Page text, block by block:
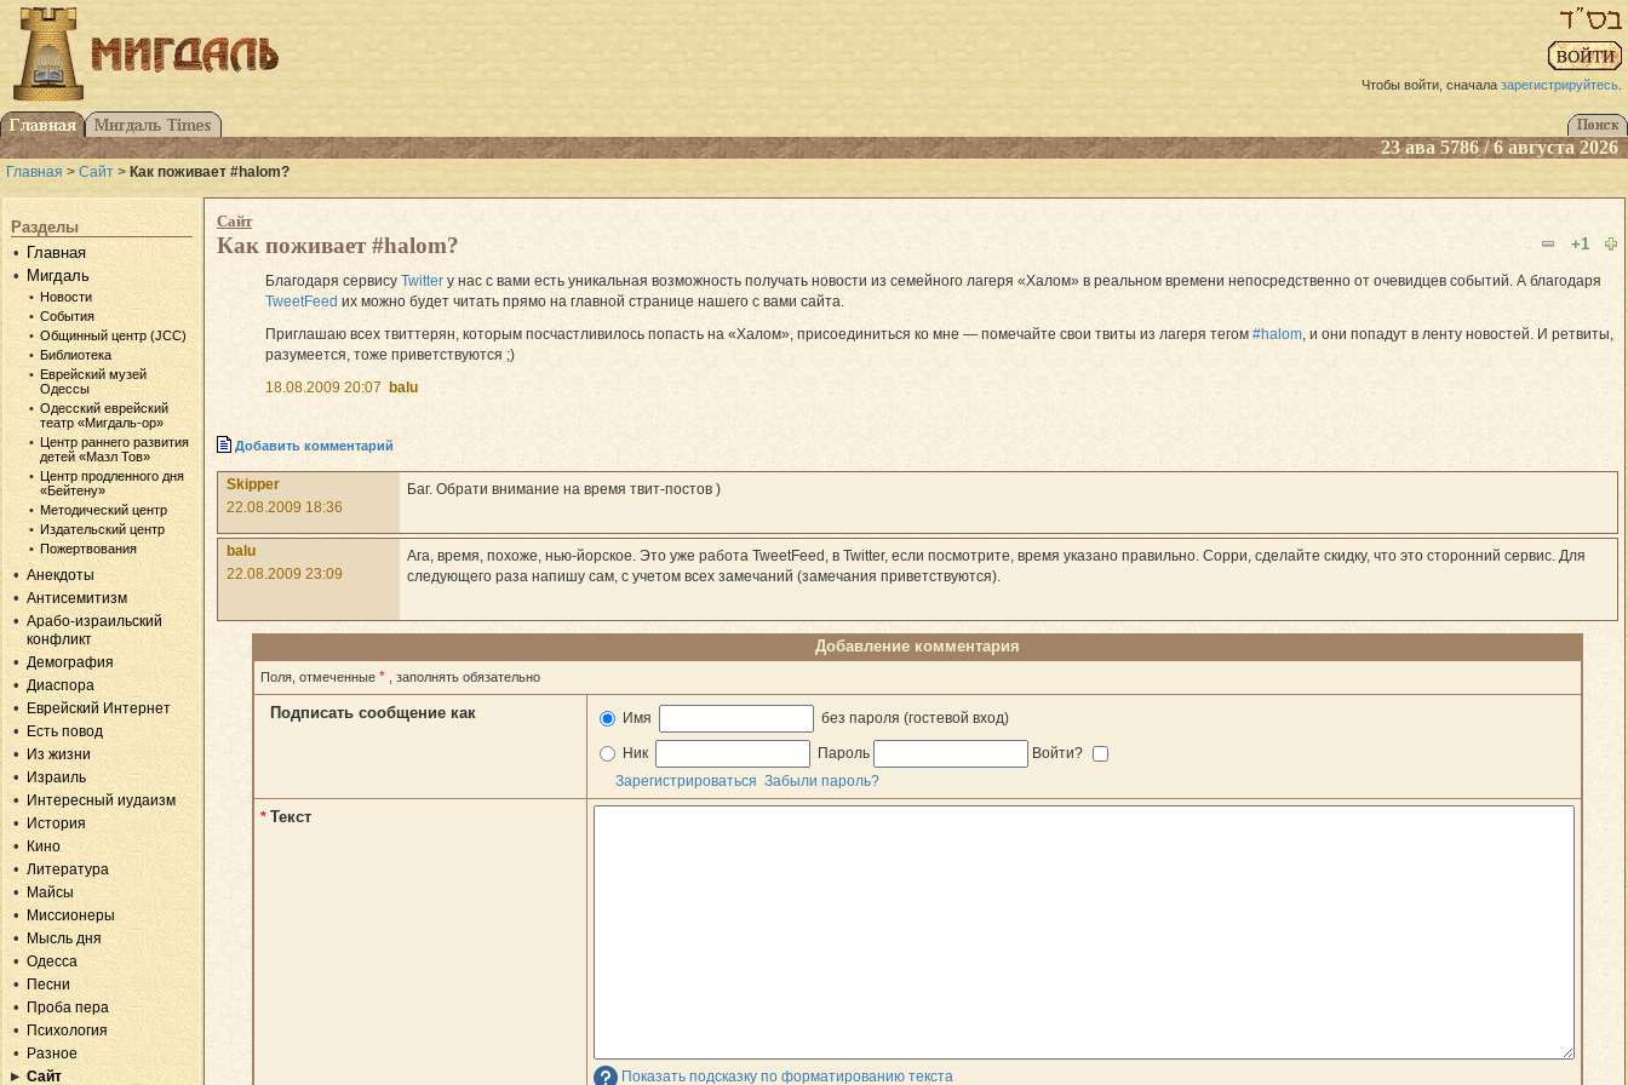
Чтобы войти, сначала зарегистрируйтесь.
23 ава 5786 / 6 августа 2026
Главная > Сайт > Как поживает #halom?
Разделы
Главная
Мигдаль
Новости
События
Общинный центр (JCC)
Библиотека
Еврейский музей
Одессы
Одесский еврейский
театр «Мигдаль-ор»
Центр раннего развития
детей «Мазл Тов»
Центр продленного дня
«Бейтену»
Методический центр
Издательский центр
Пожертвования
Анекдоты
Антисемитизм
Арабо-израильский
конфликт
Демография
Диаспора
Еврейский Интернет
Есть повод
Из жизни
Израиль
Интересный иудаизм
История
Кино
Литература
Майсы
Миссионеры
Мысль дня
Одесса
Песни
Проба пера
Психология
Разное
Сайт
Сайт
+1
Как поживает #halom?
Благодаря сервису Twitter у нас с вами есть уникальная возможность получать новости из семейного лагеря «Халом» в реальном времени непосредственно от очевидцев событий. А благодаря
TweetFeed их можно будет читать прямо на главной странице нашего с вами сайта.
Приглашаю всех твиттерян, которым посчастливилось попасть на «Халом», присоединиться ко мне — помечайте свои твиты из лагеря тегом #halom , и они попадут в ленту новостей. И ретвиты,
разумеется, тоже приветствуются ;)
18.08.2009 20:07 balu
Добавить комментарий
Skipper
22.08.2009 18:36
Баг. Обрати внимание на время твит-постов )
balu
22.08.2009 23:09
Ага, время, похоже, нью-йорское. Это уже работа TweetFeed, в Twitter, если посмотрите, время указано правильно. Сорри, сделайте скидку, что это сторонний сервис. Для
следующего раза напишу сам, с учетом всех замечаний (замечания приветствуются).
Добавление комментария
Поля, отмеченные * , заполнять обязательно
Подписать сообщение как Имя без пароля (гостевой вход)
Ник Пароль
Войти?
Зарегистрироваться Забыли пароль?
* Текст
Показать подсказку по форматированию текста